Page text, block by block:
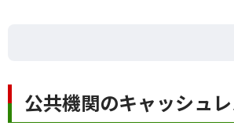
公共機関のキャッシュ